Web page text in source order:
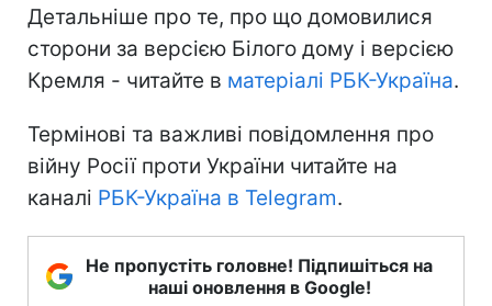
Детальніше про те, про що домовилися
сторони за версією Білого дому і версією
Кремля - читайте в матеріалі РБК-Україна.
Термінові та важливі повідомлення про
війну Росії проти України читайте на
каналі РБК-Україна в Telegram.
Не пропустіть головне! Підпишіться на
наші оновлення в Google!